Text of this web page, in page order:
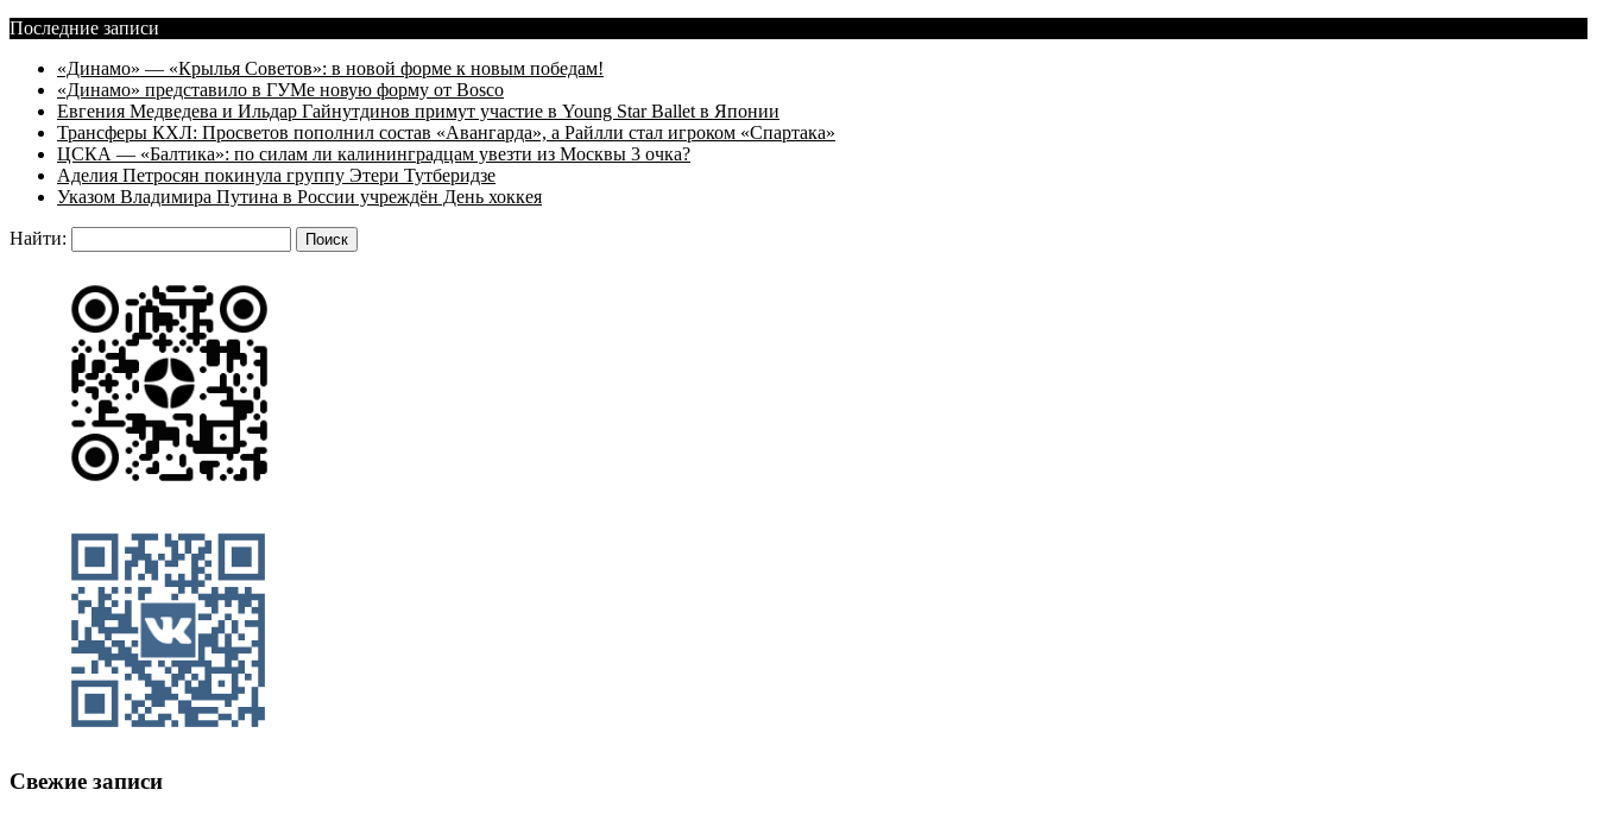
Последние записи
«Динамо» — «Крылья Советов»: в новой форме к новым победам!
«Динамо» представило в ГУМе новую форму от Bosco
Евгения Медведева и Ильдар Гайнутдинов примут участие в Young Star Ballet в Японии
Трансферы КХЛ: Просветов пополнил состав «Авангарда», а Райлли стал игроком «Спартака»
ЦСКА — «Балтика»: по силам ли калининградцам увезти из Москвы 3 очка?
Аделия Петросян покинула группу Этери Тутберидзе
Указом Владимира Путина в России учреждён День хоккея
Найти:
Свежие записи